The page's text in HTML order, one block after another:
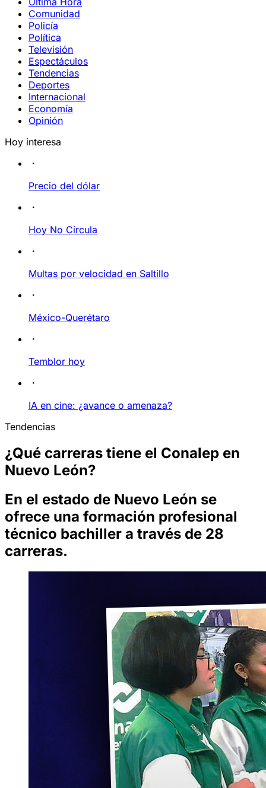
Comunidad
Policía
Política
Televisión
Espectáculos
Tendencias
Deportes
Internacional
Economía
Opinión
Hoy interesa
Precio del dólar
Hoy No Circula
Multas por velocidad en Saltillo
México-Querétaro
Temblor hoy
IA en cine: ¿avance o amenaza?
Tendencias
¿Qué carreras tiene el Conalep en
Nuevo León?
En el estado de Nuevo León se
ofrece una formación profesional
técnico bachiller a través de 28
carreras.